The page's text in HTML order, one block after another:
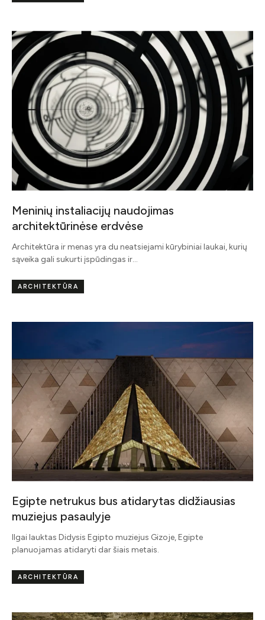
Meninių instaliacijų naudojimas
architektūrinėse erdvėse
Architektūra ir menas yra du neatsiejami kūrybiniai laukai, kurių
sąveika gali sukurti įspūdingas ir…
ARCHITEKTŪRA
Egipte netrukus bus atidarytas didžiausias
muziejus pasaulyje
Ilgai lauktas Didysis Egipto muziejus Gizoje, Egipte
planuojamas atidaryti dar šiais metais.
ARCHITEKTŪRA